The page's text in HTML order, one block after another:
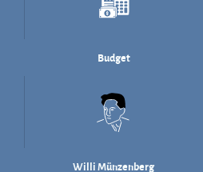
Willi Münzenberg
Photos anciennes